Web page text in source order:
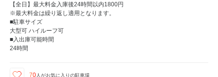
【全日】最大料金入庫後24時間以内1800円
※最大料金は繰り返し適用となります。
■駐車サイズ
大型可 ハイルーフ可
■入出庫可能時間
24時間
70人がお気に入りの駐車場